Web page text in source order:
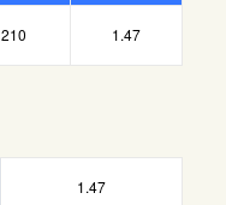
210 1.47
1.47